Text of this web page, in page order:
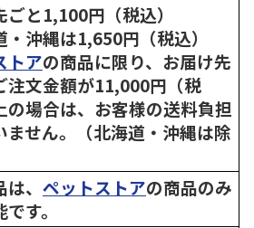
ごと1,100円（税込）
沖縄は1,650円（税込）
トアの商品に限り、お届け先
注文金額が11,000円（税
の場合は、お客様の送料負担
ません。（北海道・沖縄は除
、 ペットストアの商品のみ
す。